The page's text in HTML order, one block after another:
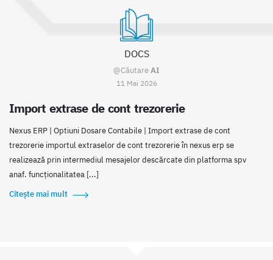
DOCS
@CăutareAI
11 Mai 2026
Import extrase de cont trezorerie
Nexus ERP | Optiuni Dosare Contabile | Import extrase de cont
trezorerie importul extraselor de cont trezorerie în nexus erp se
realizează prin intermediul mesajelor descărcate din platforma spv
anaf. funcționalitatea [...]
Citește mai mult